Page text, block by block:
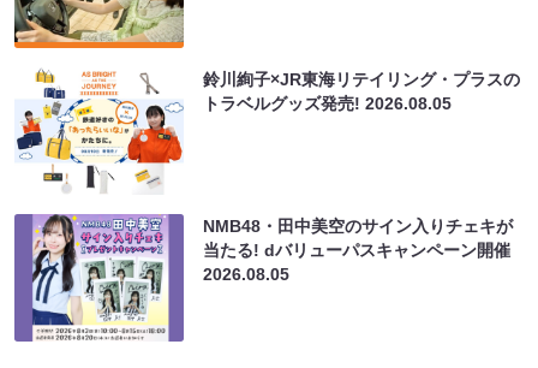
鈴川絢子×JR東海リテイリング・プラスの
トラベルグッズ発売!2026.08.05
NMB48・田中美空のサイン入りチェキが
当たる! dバリューパスキャンペーン開催
2026.08.05